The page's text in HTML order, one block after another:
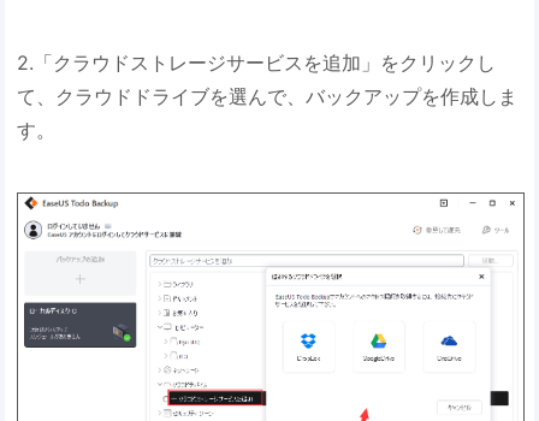
2.「クラウドストレージサービスを追加」をクリックし
て、クラウドドライブを選んで、バックアップを作成しま
す。